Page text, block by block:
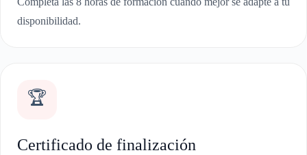
disponibilidad.
🏆
Certificado de finalización